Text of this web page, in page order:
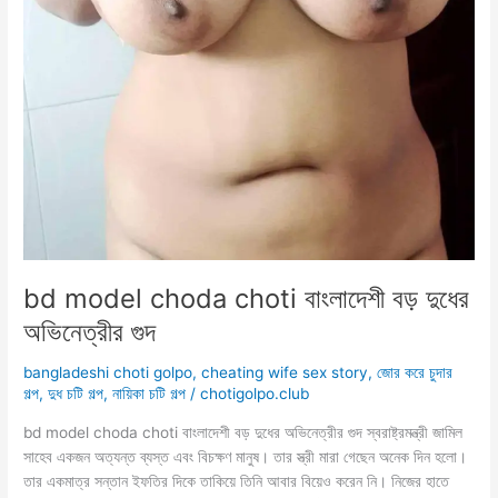
bd model choda choti বাংলাদেশী বড় দুধের
অভিনেত্রীর গুদ
bangladeshi choti golpo,cheating wife sex story,জোর করে চুদার
গল্প,দুধ চটি গল্প,নায়িকা চটি গল্প /chotigolpo.club
bd model choda choti বাংলাদেশী বড় দুধের অভিনেত্রীর গুদ স্বরাষ্ট্রমন্ত্রী জামিল
সাহেব একজন অত্যন্ত ব্যস্ত এবং বিচক্ষণ মানুষ। তার স্ত্রী মারা গেছেন অনেক দিন হলো।
তার একমাত্র সন্তান ইফতির দিকে তাকিয়ে তিনি আবার বিয়েও করেন নি। নিজের হাতে